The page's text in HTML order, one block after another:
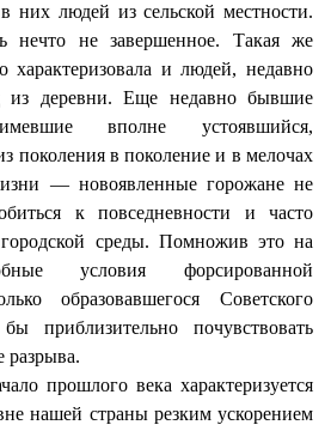
них людей из сельской местности.
нечто не завершенное. Такая же
характеризовала и людей, недавно
из деревни. Еще недавно бывшие
вполне устоявшийся,
поколения в поколение и в мелочах
— новоявленные горожане не
к повседневности и часто
среды. Помножив это на
условия форсированной
образовавшегося Советского
приблизительно почувствовать
разрыва.
прошлого века характеризуется
нашей страны резким ускорением